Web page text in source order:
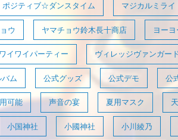
ポジティブ☆ダンスタイム マジカルミライ
ウ ヤマチョウ鈴木長十商店 ヨーヨ
ワイワイパーティー ヴィレッジヴァンガー
ム 公式グッズ 公式デモ 公
可能 声音の宴 夏用マスク
小国神社 小國神社 小川綾乃